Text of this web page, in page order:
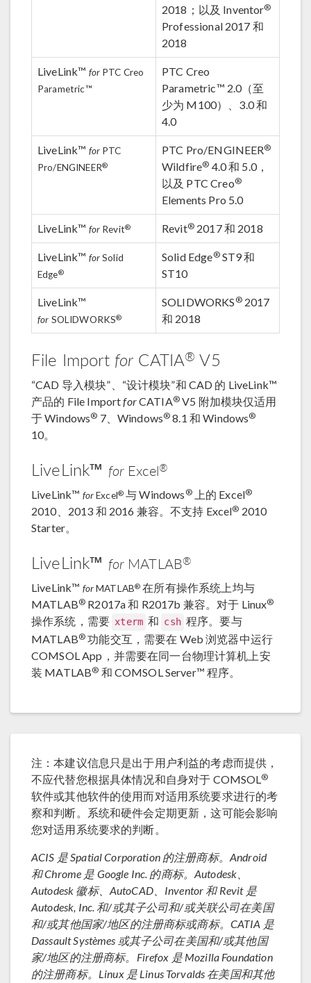
2018；以及 Inventor®
Professional 2017 和
2018
LiveLink™ forPTC Creo
Parametric™
PTC Creo
Parametric™ 2.0（至
少为 M100）、3.0 和
4.0
LiveLink™ forPTC
Pro/ENGINEER®
PTC Pro/ENGINEER®
Wildfire® 4.0 和 5.0，
以及 PTC Creo®
Elements Pro 5.0
LiveLink™ forRevit® Revit®2017 和 2018
LiveLink™ forSolid
Edge®
Solid Edge®ST9 和
ST10
LiveLink™
for SOLIDWORKS®
SOLIDWORKS ®2017
和 2018
File Import for CATIA® V5
“CAD 导入模块”、“设计模块”和 CAD 的 LiveLink™
产品的 File ImportforCATIA®V5 附加模块仅适用
于 Windows® 7、Windows® 8.1 和 Windows®
10。
LiveLink™ forExcel®
LiveLink™ forExcel® 与 Windows ®上的 Excel®
2010、2013 和 2016 兼容。不支持 Excel® 2010
Starter。
LiveLink™ forMATLAB®
LiveLink™ forMATLAB® 在所有操作系统上均与
MATLAB® R2017a 和 R2017b 兼容。对于 Linux®
操作系统，需要 xterm 和 csh 程序。要与
MATLAB® 功能交互，需要在 Web 浏览器中运行
COMSOL App，并需要在同一台物理计算机上安
装 MATLAB® 和 COMSOL Server™ 程序。
注：本建议信息只是出于用户利益的考虑而提供，
不应代替您根据具体情况和自身对于 COMSOL®
软件或其他软件的使用而对适用系统要求进行的考
察和判断。系统和硬件会定期更新，这可能会影响
您对适用系统要求的判断。
ACIS 是 Spatial Corporation 的注册商标。Android
和 Chrome 是 Google Inc. 的商标。Autodesk、
Autodesk 徽标、AutoCAD、Inventor 和 Revit 是
Autodesk, Inc. 和/或其子公司和/或关联公司在美国
和/或其他国家/地区的注册商标或商标。CATIA 是
Dassault Systèmes 或其子公司在美国和/或其他国
家/地区的注册商标。Firefox 是 Mozilla Foundation
的注册商标。Linux 是 Linus Torvalds 在美国和其他